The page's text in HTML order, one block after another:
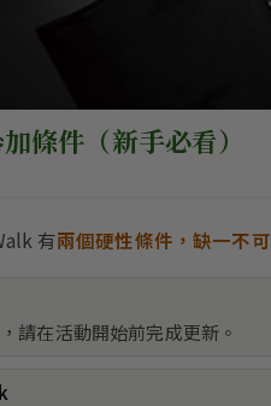
條件（新手必看）
有兩個硬性條件，缺一不可
請在活動開始前完成更新。